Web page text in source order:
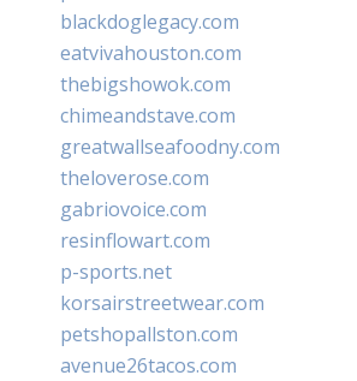
blackdoglegacy.com
eatvivahouston.com
thebigshowok.com
chimeandstave.com
greatwallseafoodny.com
theloverose.com
gabriovoice.com
resinflowart.com
p-sports.net
korsairstreetwear.com
petshopallston.com
avenue26tacos.com